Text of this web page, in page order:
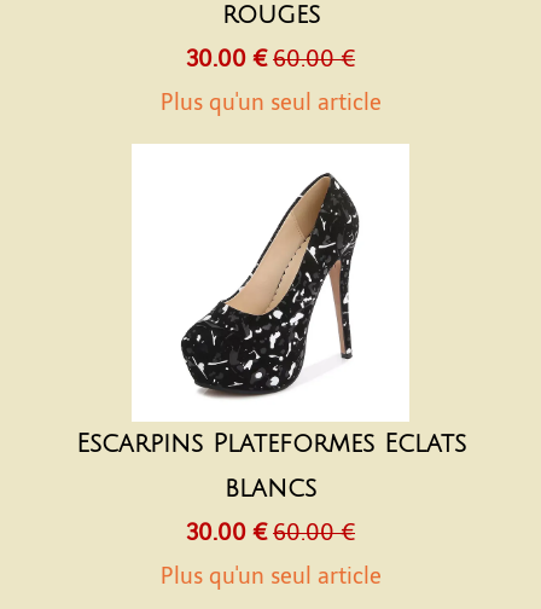
rouges
30.00 € 60.00 €
Plus qu'un seul article
Escarpins Plateformes Eclats
blancs
30.00 € 60.00 €
Plus qu'un seul article